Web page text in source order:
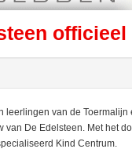
leerlingen van de
De Edelsteen. Met het
Kind Centrum.